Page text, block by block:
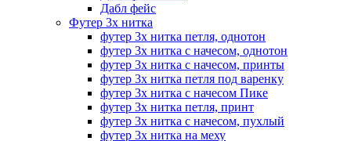
Дабл фейс
Футер 3х нитка
футер 3х нитка петля, однотон
футер 3х нитка с начесом, однотон
футер 3х нитка с начесом, принты
футер 3х нитка петля под варенку
футер 3х нитка с начесом Пике
футер 3х нитка петля, принт
футер 3х нитка с начесом, пухлый
футер 3х нитка на меху